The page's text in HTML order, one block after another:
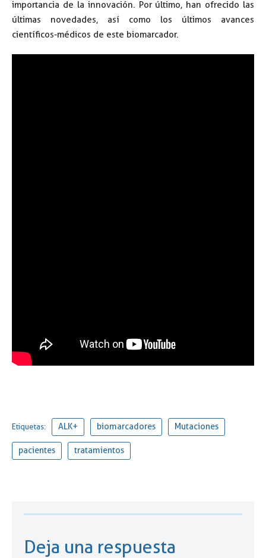
importancia de la innovación. Por último, han ofrecido las
últimas novedades, así como los últimos avances
científicos-médicos de este biomarcador.
Etiquetas: ALK+ biomarcadores Mutaciones
pacientes tratamientos
Deja una respuesta